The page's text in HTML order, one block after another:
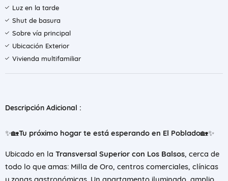
Luz en la tarde
Shut de basura
Sobre vía principal
Ubicación Exterior
Vivienda multifamiliar
Descripción Adicional :
✨🏡Tu próximo hogar te está esperando en El Poblado🏡✨
Ubicado en la Transversal Superior con Los Balsos, cerca de
todo lo que amas: Milla de Oro, centros comerciales, clínicas